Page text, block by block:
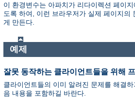
이 환경변수는 아파치가 리다이렉션 페이
도록 하여, 이런 브라우저가 실제 페이지의
게 만든다.
예제
잘못 동작하는 클라이언트들을 위해
클라이언트들의 이미 알려진 문제를 해결
음 내용을 포함하길 바란다.